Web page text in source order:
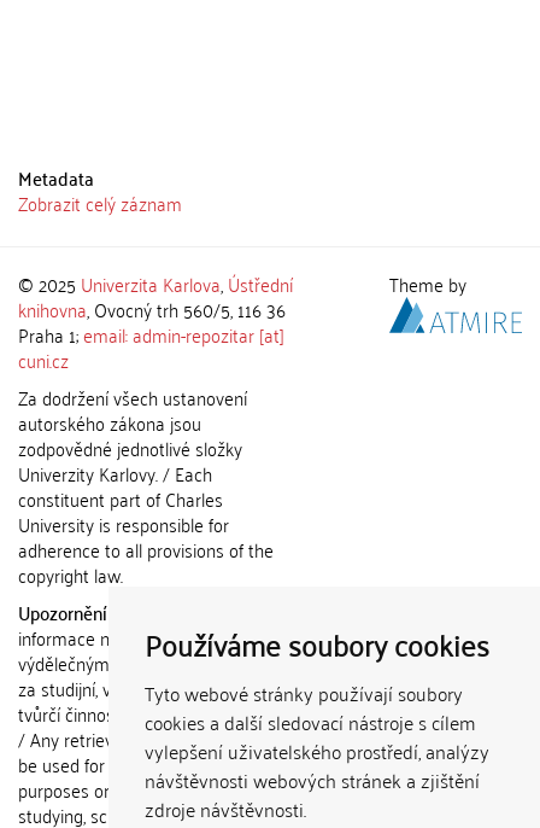
Používáme soubory cookies
Tyto webové stránky používají soubory
cookies a další sledovací nástroje s cílem
vylepšení uživatelského prostředí, analýzy
návštěvnosti webových stránek a zjištění
zdroje návštěvnosti.
Metadata
Zobrazit celý záznam
© 2025 Univerzita Karlova,Ústřední
knihovna, Ovocný trh 560/5, 116 36
Praha 1;email: admin-repozitar [at]
cuni.cz
Za dodržení všech ustanovení
autorského zákona jsou
zodpovědné jednotlivé složky
Univerzity Karlovy. / Each
constituent part of Charles
University is responsible for
adherence to all provisions of the
copyright law.
Upozornění / Notice:
informace nemohou být použity k
výdělečným účelům nebo vydávány
za studijní, vědeckou nebo jinou
tvůrčí činnost jiné osoby než autora.
/ Any retrieved information shall not
be used for any commercial
purposes or claimed as results of
studying, scientific or any other
Theme by